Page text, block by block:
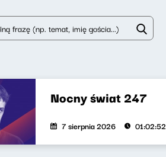
Nocny świat 247
7 sierpnia 2026 01:02:52